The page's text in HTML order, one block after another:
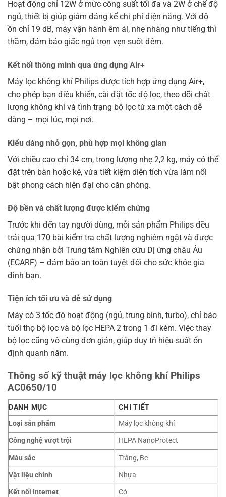
Hoạt động chỉ 12W ở mức công suất tối đa và 2W ở chế độ
ngủ, thiết bị giúp giảm đáng kể chi phí điện năng. Với độ
ồn chỉ 19 dB, máy vận hành êm ái, nhẹ nhàng như tiếng thì
thầm, đảm bảo giấc ngủ trọn vẹn suốt đêm.
Kết nối thông minh qua ứng dụng Air+
Máy lọc không khí Philips được tích hợp ứng dụng Air+,
cho phép bạn điều khiển, cài đặt tốc độ lọc, theo dõi chất
lượng không khí và tình trạng bộ lọc từ xa một cách dễ
dàng – mọi lúc, mọi nơi.
Kiểu dáng nhỏ gọn, phù hợp mọi không gian
Với chiều cao chỉ 34 cm, trọng lượng nhẹ 2,2 kg, máy có thể
đặt trên bàn hoặc kệ, vừa tiết kiệm diện tích vừa làm nổi
bật phong cách hiện đại cho căn phòng.
Độ bền và chất lượng được kiểm chứng
Trước khi đến tay người dùng, mỗi sản phẩm Philips đều
trải qua 170 bài kiểm tra chất lượng nghiêm ngặt và được
chứng nhận bởi Trung tâm Nghiên cứu Dị ứng châu Âu
(ECARF) – đảm bảo an toàn tuyệt đối cho sức khỏe gia
đình bạn.
Tiện ích tối ưu và dễ sử dụng
Máy có 3 tốc độ hoạt động (ngủ, trung bình, turbo), chỉ báo
tuổi thọ bộ lọc và bộ lọc HEPA 2 trong 1 đi kèm. Việc thay
bộ lọc cũng vô cùng đơn giản, giúp duy trì hiệu suất ổn
định quanh năm.
Thông số kỹ thuật máy lọc không khí Philips
AC0650/10
DANH MỤC
CHI TIẾT
Loại sản phẩm
Máy lọc không khí
Công nghệ vượt trội
HEPA NanoProtect
Màu sắc
Trắng, Be
Vật liệu chính
Nhựa
Kết nối Internet
Có